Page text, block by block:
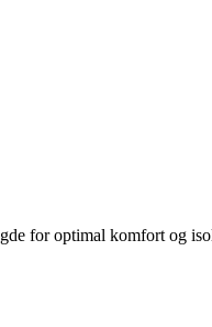
for optimal komfort og